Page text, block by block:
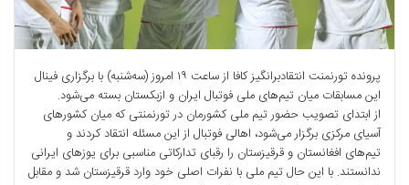
پرونده تورنمنت انتقادبرانگیز کافا از ساعت ۱۹ امروز (سه‌شنبه) با برگزاری فینال
این مسابقات میان تیم‌های ملی فوتبال ایران و ازبکستان بسته می‌شود.
از ابتدای تصویب حضور تیم ملی کشورمان در تورنمنتی که میان کشورهای
آسیای مرکزی برگزار می‌شود، اهالی فوتبال از این مسئله انتقاد کردند و
تیم‌های افغانستان و قرقیزستان را رقبای تدارکاتی مناسبی برای یوزهای ایرانی
ندانستند. با این حال تیم ملی با نفرات اصلی خود وارد قرقیزستان شد و مقابل